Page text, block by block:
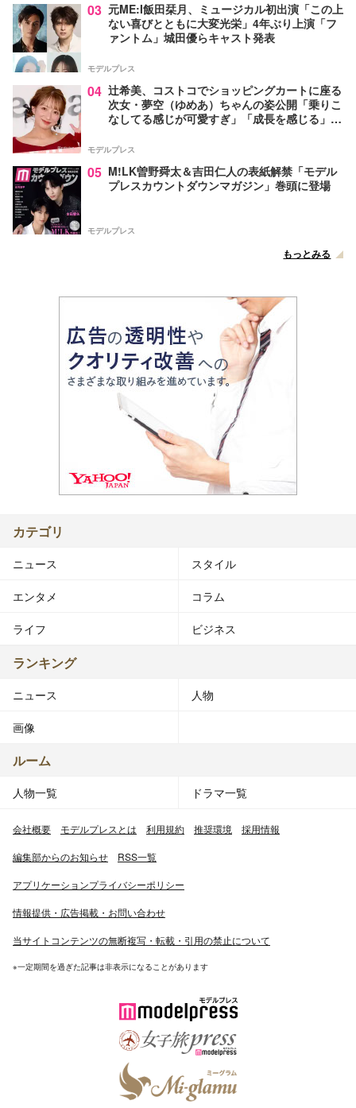
03 元ME:I飯田栞月、ミュージカル初出演「この上
ない喜びとともに大変光栄」4年ぶり上演「フ
ァントム」城田優らキャスト発表
モデルプレス
04 辻希美、コストコでショッピングカートに座る
次女・夢空（ゆめあ）ちゃんの姿公開「乗りこ
なしてる感じが可愛すぎ」「成長を感じる」の
モデルプレス
05 M!LK曽野舜太＆吉田仁人の表紙解禁「モデル
プレスカウントダウンマガジン」巻頭に登場
モデルプレス
もっとみる
カテゴリ
ニュース スタイル
エンタメ コラム
ライフ ビジネス
ランキング
ニュース 人物
画像
ルーム
人物一覧 ドラマ一覧
会社概要 モデルプレスとは 利用規約 推奨環境 採用情報
編集部からのお知らせ RSS一覧
アプリケーションプライバシーポリシー
情報提供・広告掲載・お問い合わせ
当サイトコンテンツの無断複写・転載・引用の禁止について
※一定期間を過ぎた記事は非表示になることがあります